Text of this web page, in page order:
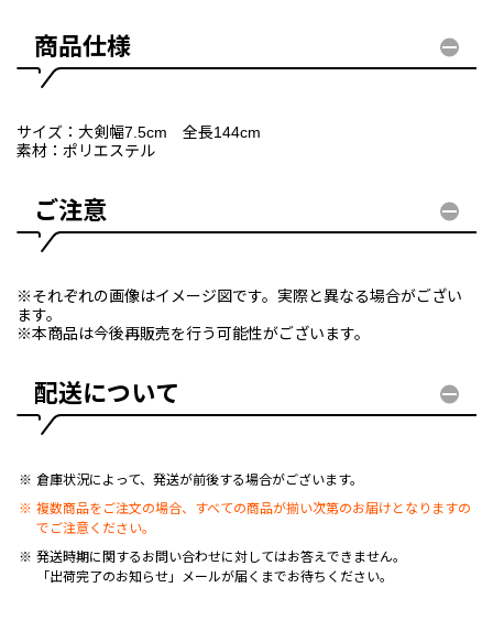
商品仕様
サイズ：大剣幅7.5cm 全長144cm
素材：ポリエステル
ご注意
※それぞれの画像はイメージ図です。実際と異なる場合がござい
ます。
※本商品は今後再販売を行う可能性がございます。
配送について
倉庫状況によって、発送が前後する場合がございます。
複数商品をご注文の場合、すべての商品が揃い次第のお届けとなりますの
でご注意ください。
発送時期に関するお問い合わせに対してはお答えできません。
「出荷完了のお知らせ」メールが届くまでお待ちください。